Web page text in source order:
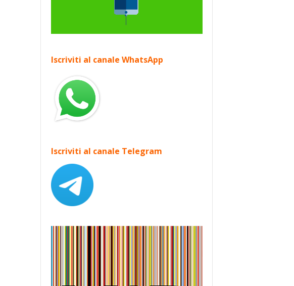
Iscriviti al canale WhatsApp
Iscriviti al canale Telegram